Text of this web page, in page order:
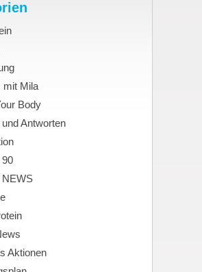
mit Mila
Body
Antworten
90
NEWS
Aktionen